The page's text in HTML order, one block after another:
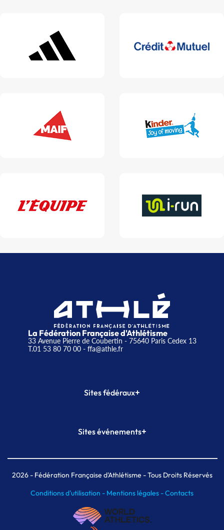
La Fédération Française d'Athlétisme
33 Avenue Pierre de Coubertin - 75640 Paris Cedex 13
T.01 53 80 70 00- ffa@athle.fr
Sites fédéraux+
Plateforme Formation
Sites événements+
Meeting de Paris indoor
MAIF Ekiden de Paris
2026- Fédération Française d'Athlétisme - Tous Droits Réservés
Conditions d'utilisation - Mentions légales -Contacts